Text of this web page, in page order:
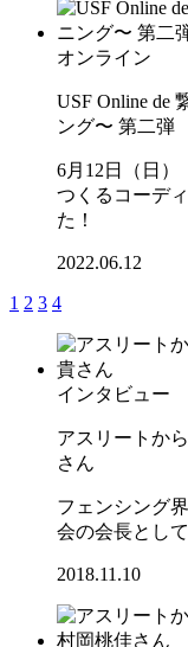
オンライン
USF Online de
ング〜 第二弾
6月12日（日）
つくるコーデ
た！
2022.06.12
1 2 3 4
インタビュー
アスリートか
さん
フェンシング
会の会長とし
2018.11.10